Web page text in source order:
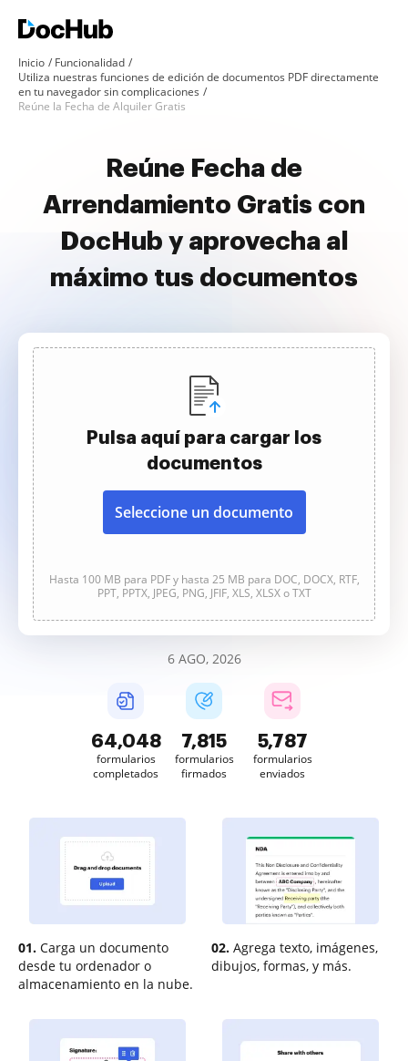
Inicio
Funcionalidad
Utiliza nuestras funciones de edición de documentos PDF directamente
en tu navegador sin complicaciones
Reúne la Fecha de Alquiler Gratis
Reúne Fecha de
Arrendamiento Gratis con
DocHub y aprovecha al
máximo tus documentos
Pulsa aquí para cargar los
documentos
Seleccione un documento
Hasta 100 MB para PDF y hasta 25 MB para DOC, DOCX, RTF,
PPT, PPTX, JPEG, PNG, JFIF, XLS, XLSX o TXT
6 AGO, 2026
64,050
formularios
completados
7,816
formularios
firmados
5,787
formularios
enviados
01. Carga un documento
desde tu ordenador o
almacenamiento en la nube.
02. Agrega texto, imágenes,
dibujos, formas, y más.